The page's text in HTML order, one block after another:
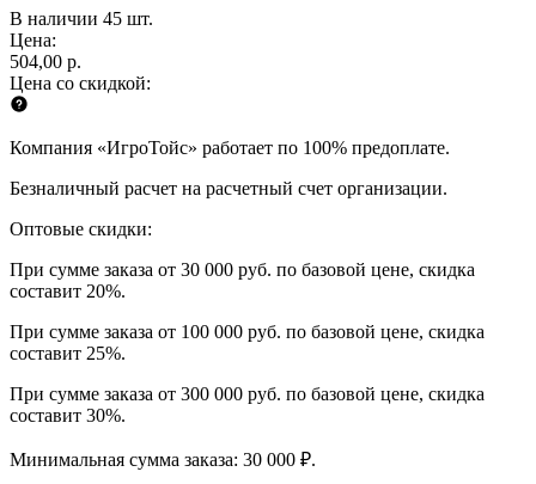
В наличии 45 шт.
Цена:
504,00 р.
Цена со скидкой:
Компания «ИгроТойс» работает по 100% предоплате.
Безналичный расчет на расчетный счет организации.
Оптовые скидки:
При сумме заказа от 30 000 руб. по базовой цене, скидка
составит 20%.
При сумме заказа от 100 000 руб. по базовой цене, скидка
составит 25%.
При сумме заказа от 300 000 руб. по базовой цене, скидка
составит 30%.
Минимальная сумма заказа: 30 000 ₽.